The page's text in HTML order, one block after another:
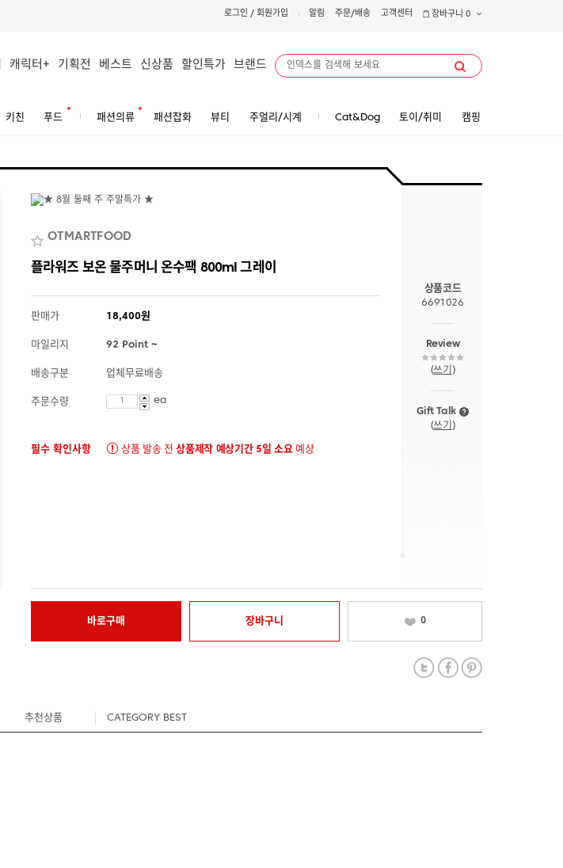
로그인 / 회원가입 알림 주문/배송 고객센터 장바구니 0
캐릭터+ 기획전 베스트 신상품 할인특가 브랜드
키친 푸드 패션의류 패션잡화 뷰티 주얼리/시계 Cat&Dog 토이/취미 캠핑
OTMARTFOOD
플라워즈 보온 물주머니 온수팩 800ml 그레이
판매가 18,400원
마일리지 92 Point ~
배송구분 업체무료배송
주문수량 ea
필수 확인사항 상품 발송 전상품제작 예상기간 5일 소요예상
상품코드
6691026
Review
(쓰기 )
Gift Talk
(쓰기 )
바로구매 장바구니 0
추천상품 CATEGORY BEST